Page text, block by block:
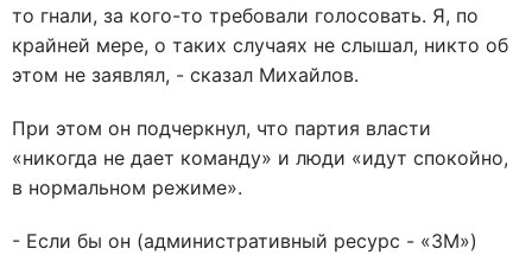
то гнали, за кого-то требовали голосовать. Я, по
крайней мере, о таких случаях не слышал, никто об
этом не заявлял, - сказал Михайлов.
При этом он подчеркнул, что партия власти
«никогда не дает команду» и люди «идут спокойно,
в нормальном режиме».
- Если бы он (административный ресурс - «ЗМ»)